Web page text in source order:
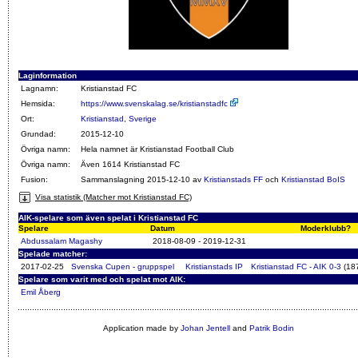
Laginformation
Lagnamn:
Kristianstad FC
Hemsida:
https://www.svenskalag.se/kristianstadfc
Ort:
Kristianstad , Sverige
Grundad:
2015-12-10
Övriga namn:
Hela namnet är Kristianstad Football Club
Övriga namn:
Även 1614 Kristianstad FC
Fusion:
Sammanslagning 2015-12-10 av Kristianstads FF och Kristianstad BoIS
Visa statistik (Matcher mot Kristianstad FC)
AIK-spelare som även spelat i Kristianstad FC
Spelare
Datum
Moderklubb?
Abdussalam Magashy
2018-08-09 - 2019-12-31
Spelade matcher:
2017-02-25
Svenska Cupen - gruppspel Kristianstads IP Kristianstad FC - AIK 0-3
Spelare som varit med och spelat mot AIK:
Emil Åberg
Application made by Johan Jentell and Patrik Bodin